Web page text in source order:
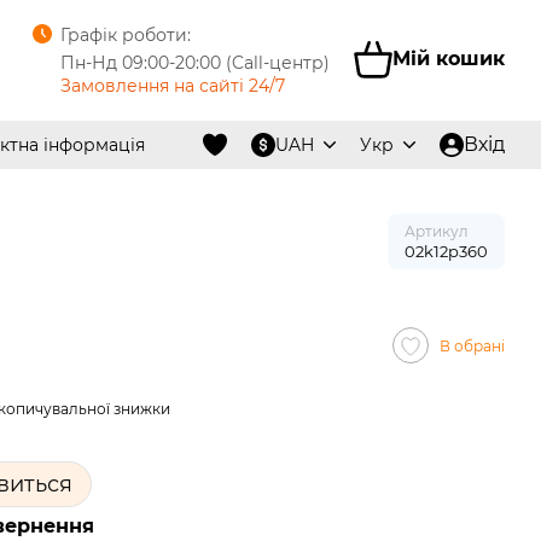
Графік роботи:
Пн-Нд 09:00-20:00 (Call-центр)
Замовлення на сайті 24/7
Мій кошик
інформація UAH Укр Вхід
Артикул
02k12p360
В обрані
знижки